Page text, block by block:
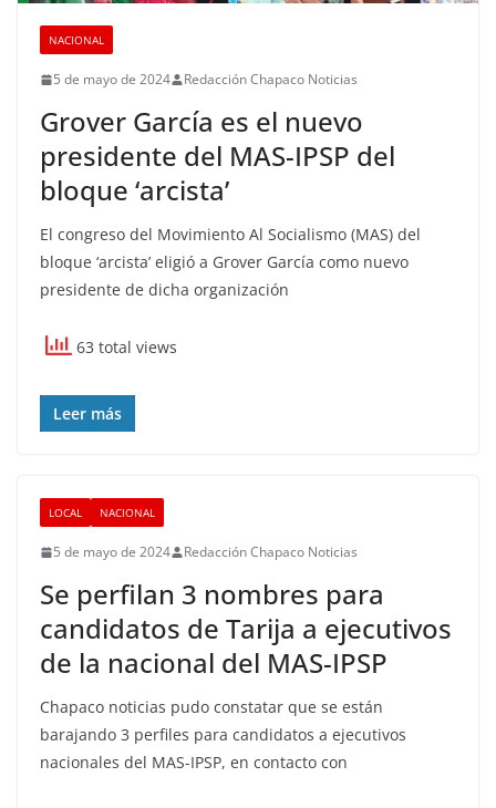
NACIONAL
5 de mayo de 2024 Redacción Chapaco Noticias
Grover García es el nuevo
presidente del MAS-IPSP del
bloque ‘arcista’
El congreso del Movimiento Al Socialismo (MAS) del
bloque ‘arcista’ eligió a Grover García como nuevo
presidente de dicha organización
63 total views
Leer más
LOCAL NACIONAL
5 de mayo de 2024 Redacción Chapaco Noticias
Se perfilan 3 nombres para
candidatos de Tarija a ejecutivos
de la nacional del MAS-IPSP
Chapaco noticias pudo constatar que se están
barajando 3 perfiles para candidatos a ejecutivos
nacionales del MAS-IPSP, en contacto con